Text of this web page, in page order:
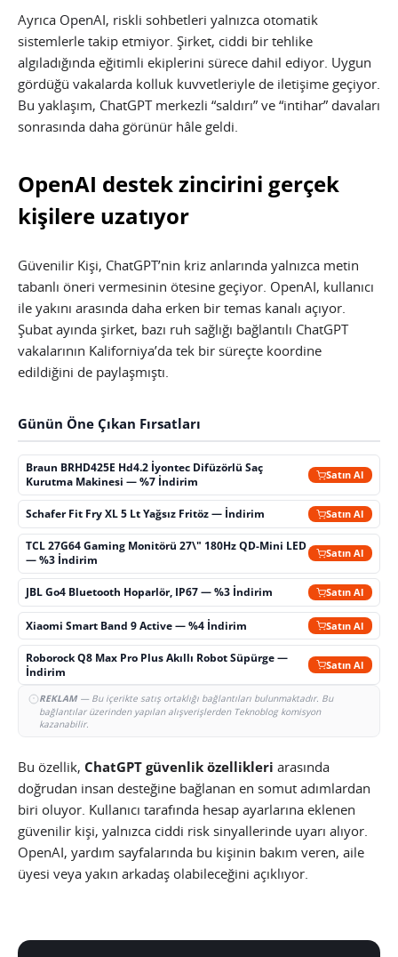
Ayrıca OpenAI, riskli sohbetleri yalnızca otomatik
sistemlerle takip etmiyor. Şirket, ciddi bir tehlike
algıladığında eğitimli ekiplerini sürece dahil ediyor. Uygun
gördüğü vakalarda kolluk kuvvetleriyle de iletişime geçiyor.
Bu yaklaşım, ChatGPT merkezli “saldırı” ve “intihar” davaları
sonrasında daha görünür hâle geldi.
OpenAI destek zincirini gerçek
kişilere uzatıyor
Güvenilir Kişi, ChatGPT’nin kriz anlarında yalnızca metin
tabanlı öneri vermesinin ötesine geçiyor. OpenAI, kullanıcı
ile yakını arasında daha erken bir temas kanalı açıyor.
Şubat ayında şirket, bazı ruh sağlığı bağlantılı ChatGPT
vakalarının Kaliforniya’da tek bir süreçte koordine
edildiğini de paylaşmıştı.
Günün Öne Çıkan Fırsatları
Braun BRHD425E Hd4.2 İyontec Difüzörlü Saç
Kurutma Makinesi — %7 İndirim
Satın Al
Schafer Fit Fry XL 5 Lt Yağsız Fritöz — İndirim Satın Al
TCL 27G64 Gaming Monitörü 27\" 180Hz QD-Mini LED
— %3 İndirim
Satın Al
JBL Go4 Bluetooth Hoparlör, IP67 — %3 İndirim Satın Al
Xiaomi Smart Band 9 Active — %4 İndirim Satın Al
Roborock Q8 Max Pro Plus Akıllı Robot Süpürge —
İndirim
Satın Al
REKLAM— Bu içerikte satış ortaklığı bağlantıları bulunmaktadır. Bu
bağlantılar üzerinden yapılan alışverişlerden Teknoblog komisyon
kazanabilir.
Bu özellik, ChatGPT güvenlik özellikleri arasında
doğrudan insan desteğine bağlanan en somut adımlardan
biri oluyor. Kullanıcı tarafında hesap ayarlarına eklenen
güvenilir kişi, yalnızca ciddi risk sinyallerinde uyarı alıyor.
OpenAI, yardım sayfalarında bu kişinin bakım veren, aile
üyesi veya yakın arkadaş olabileceğini açıklıyor.